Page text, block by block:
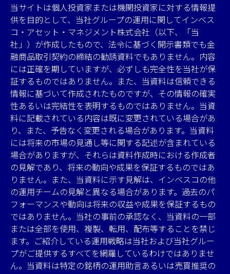
当サイトは個人投資家または機関投資家に対する情報提
供を目的として、当社グループの運用に関してインベス
コ・アセット・マネジメント株式会社（以下、「当
社」）が作成したもので、法令に基づく開示書類でも金
融商品取引契約の締結の勧誘資料でもありません。内容
には正確を期していますが、必ずしも完全性を当社が保
証するものではありません。また、当資料は信頼できる
情報に基づいて作成されたものですが、その情報の確実
性あるいは完結性を表明するものではありません。当資
料に記載されている内容は既に変更されている場合があ
り、また、予告なく変更される場合があります。当資料
には将来の市場の見通し等に関する記述が含まれている
場合がありますが、それらは資料作成時における作成者
の見解であり、将来の動向や成果を保証するものではあ
りません。また、当資料に示す見解は、インベスコの他
の運用チームの見解と異なる場合があります。過去のパ
フォーマンスや動向は将来の収益や成果を保証するもの
ではありません。当社の事前の承認なく、当資料の一部
または全部を使用、複製、転用、配布等することを禁じ
ます。ご紹介している運用戦略は当社および当社グルー
プがご提供するすべてを網羅しているわけではありませ
ん。当資料は特定の銘柄の運用助言あるいは売買推奨の